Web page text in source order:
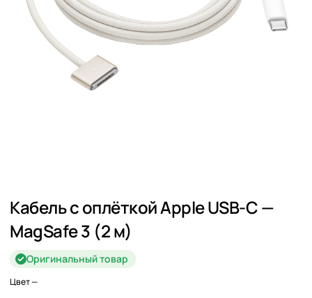
Кабель с оплёткой Apple USB-C —
MagSafe 3 (2 м)
Оригинальный товар
Цвет—